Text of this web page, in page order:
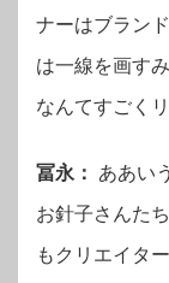
ナーはブラン
は一線を画す
なんてすごく
冨永：
ああい
お針子さんた
もクリエイタ